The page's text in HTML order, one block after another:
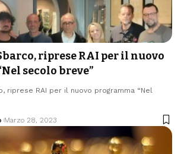
riprese RAI per il nuovo
secolo breve”
riprese RAI per il nuovo programma “Nel
Marzo 28, 2023